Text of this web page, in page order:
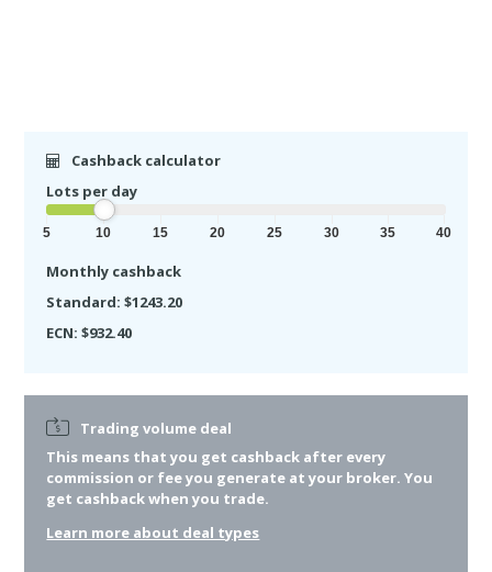
Cashback calculator
Lots per day
5 10 15 20 25 30 35 40
Monthly cashback
Standard: $1243.20
ECN: $932.40
Trading volume deal
This means that you get cashback after every
commission or fee you generate at your broker. You
get cashback when you trade.
Learn more about deal types